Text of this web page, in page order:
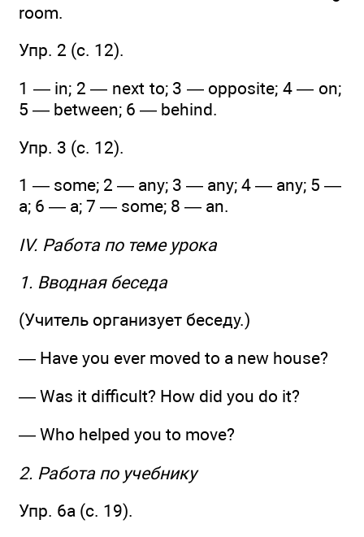
room.
Упр. 2 (c. 12).
1 — in; 2 — next to; 3 — opposite; 4 — on;
5 — between; 6 — behind.
Упр. 3 (c. 12).
1 — some; 2 — any; 3 — any; 4 — any; 5 —
a; 6 — a; 7 — some; 8 — an.
IV. Работа по теме урока
1. Вводная беседа
(Учитель организует беседу.)
— Have you ever moved to a new house?
— Was it difficult? How did you do it?
— Who helped you to move?
2. Работа по учебнику
Упр. 6a (c. 19).